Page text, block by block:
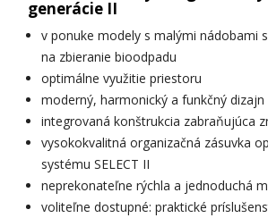
generácie II
v ponuke modely s malými nádobami
na zbieranie bioodpadu
optimálne využitie priestoru
moderný, harmonický a funkčný dizajn
integrovaná konštrukcia zabraňujúca
vysokokvalitná organizačná zásuvka
systému SELECT II
neprekonateľne rýchla a jednoduchá
voliteľne dostupné: praktické